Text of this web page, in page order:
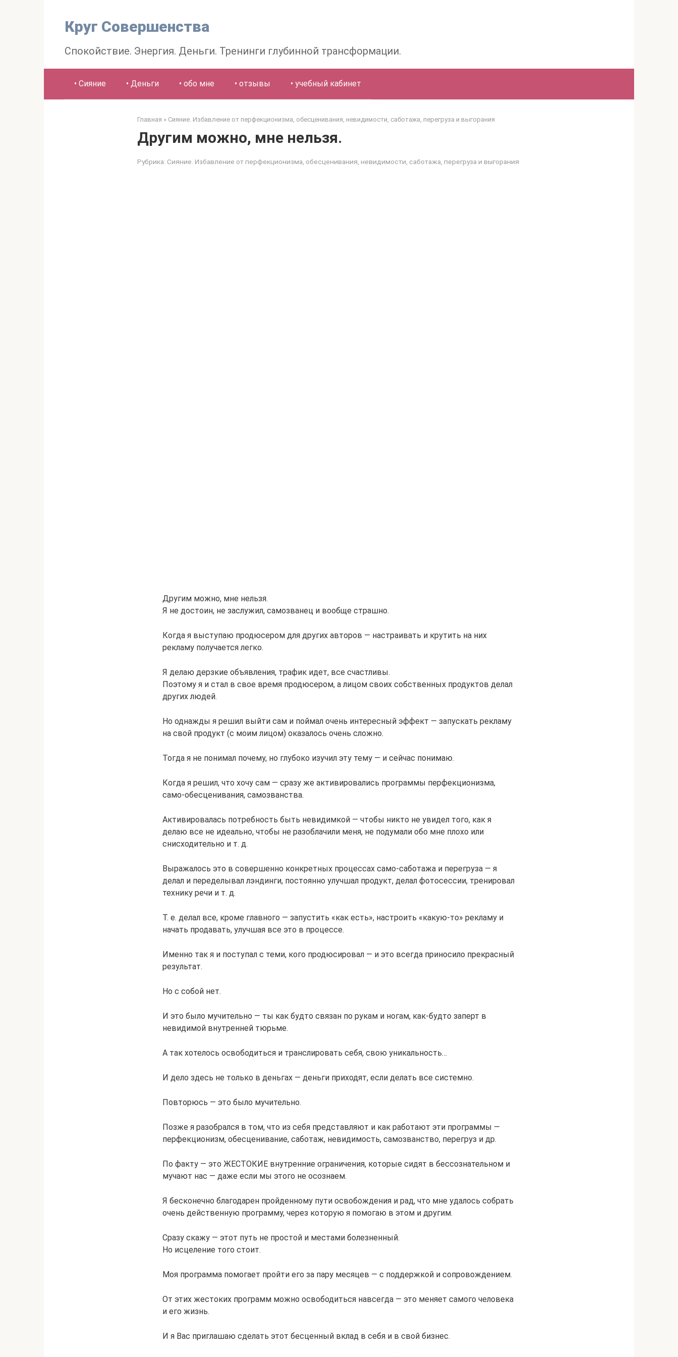
Круг Совершенства
Спокойствие. Энергия. Деньги. Тренинги глубинной трансформации.
• Сияние • Деньги • обо мне • отзывы • учебный кабинет
Главная » Сияние. Избавление от перфекционизма, обесценивания, невидимости, саботажа, перегруза и выгорания
Другим можно, мне нельзя.
Рубрика: Сияние. Избавление от перфекционизма, обесценивания, невидимости, саботажа, перегруза и выгорания
Другим можно, мне нельзя.
Я не достоин, не заслужил, самозванец и вообще страшно.
Когда я выступаю продюсером для других авторов — настраивать и крутить на них
рекламу получается легко.
Я делаю дерзкие объявления, трафик идет, все счастливы.
Поэтому я и стал в свое время продюсером, а лицом своих собственных продуктов делал
других людей.
Но однажды я решил выйти сам и поймал очень интересный эффект — запускать рекламу
на свой продукт (с моим лицом) оказалось очень сложно.
Тогда я не понимал почему, но глубоко изучил эту тему — и сейчас понимаю.
Когда я решил, что хочу сам — сразу же активировались программы перфекционизма,
само-обесценивания, самозванства.
Активировалась потребность быть невидимкой — чтобы никто не увидел того, как я
делаю все не идеально, чтобы не разоблачили меня, не подумали обо мне плохо или
снисходительно и т. д.
Выражалось это в совершенно конкретных процессах само-саботажа и перегруза — я
делал и переделывал лэндинги, постоянно улучшал продукт, делал фотосессии, тренировал
технику речи и т. д.
Т. е. делал все, кроме главного — запустить «как есть», настроить «какую-то» рекламу и
начать продавать, улучшая все это в процессе.
Именно так я и поступал с теми, кого продюсировал — и это всегда приносило прекрасный
результат.
Но с собой нет.
И это было мучительно — ты как будто связан по рукам и ногам, как-будто заперт в
невидимой внутренней тюрьме.
А так хотелось освободиться и транслировать себя, свою уникальность…
И дело здесь не только в деньгах — деньги приходят, если делать все системно.
Повторюсь — это было мучительно.
Позже я разобрался в том, что из себя представляют и как работают эти программы —
перфекционизм, обесценивание, саботаж, невидимость, самозванство, перегруз и др.
По факту — это ЖЕСТОКИЕ внутренние ограничения, которые сидят в бессознательном и
мучают нас — даже если мы этого не осознаем.
Я бесконечно благодарен пройденному пути освобождения и рад, что мне удалось собрать
очень действенную программу, через которую я помогаю в этом и другим.
Сразу скажу — этот путь не простой и местами болезненный.
Но исцеление того стоит.
Моя программа помогает пройти его за пару месяцев — с поддержкой и сопровождением.
От этих жестоких программ можно освободиться навсегда — это меняет самого человека
и его жизнь.
И я Вас приглашаю сделать этот бесценный вклад в себя и в свой бизнес.